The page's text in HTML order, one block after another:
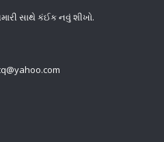
સાથે કંઈક નવું શીખો.